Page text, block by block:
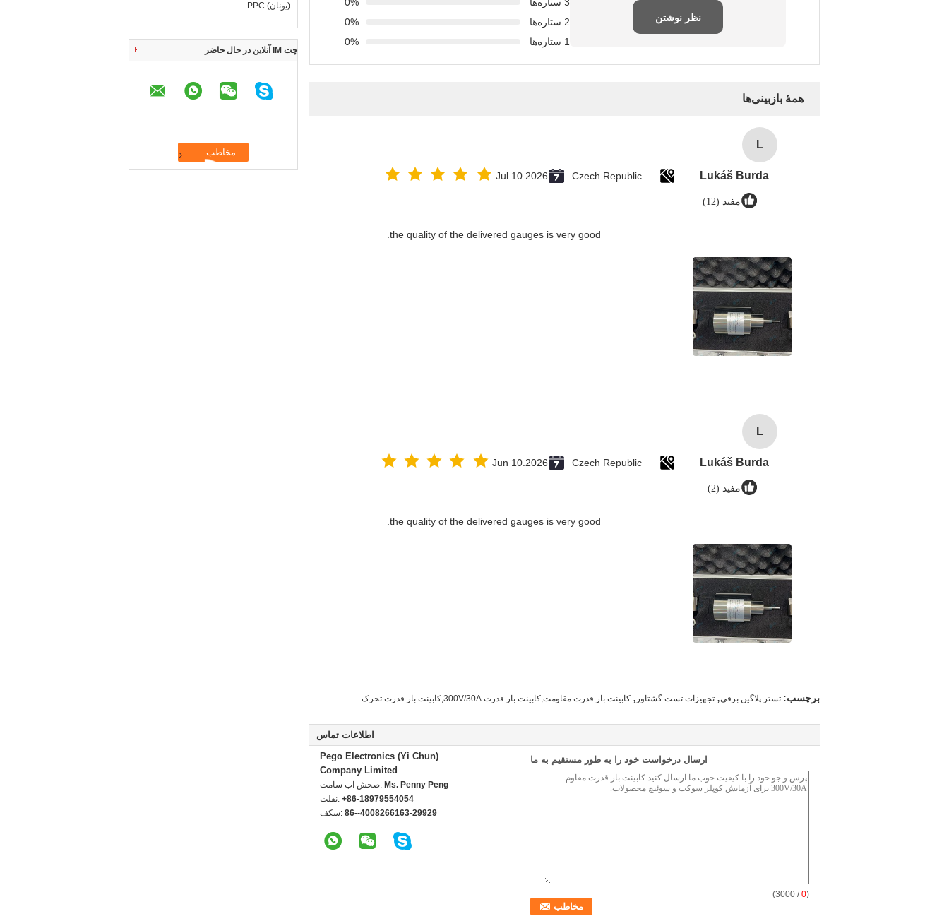
—— PPC (یونان)
چت IM آنلاین در حال حاضر
نظر نوشتن
2 ستاره‌ها
0%
1 ستاره‌ها
0%
همهٔ بازبینی‌ها
L
Lukáš Burda
Czech Republic
Jul 10.2026
مفید (12)
the quality of the delivered gauges is very good.
L
Lukáš Burda
Czech Republic
Jun 10.2026
مفید (2)
the quality of the delivered gauges is very good.
برچسب: تستر پلاگین برقی, تجهیزات تست گشتاور , کابینت بار قدرت مقاومت,کابینت بار قدرت 300V/30A,کابینت بار قدرت تحرک
اطلاعات تماس
Pego Electronics (Yi Chun)
Company Limited
تماس با شخص: Ms. Penny Peng
تلفن: +86-18979554054
فکس: 86--4008266163-29929
ارسال درخواست خود را به طور مستقیم به ما
(
0
/ 3000)